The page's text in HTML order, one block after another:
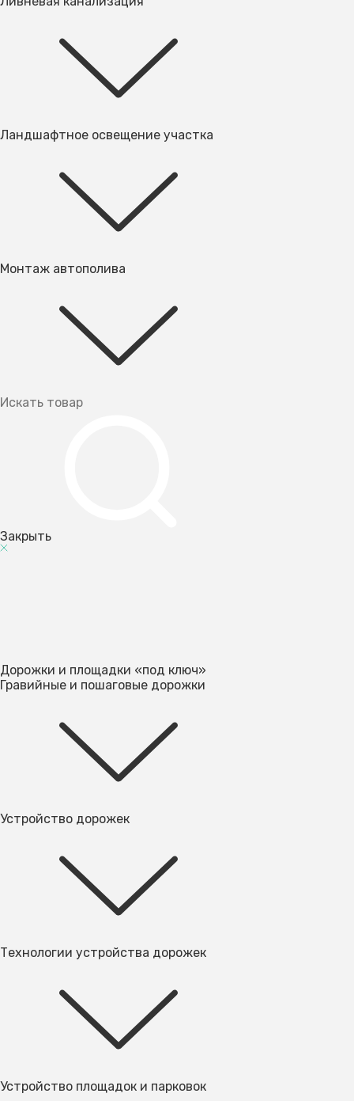
Ландшафтное освещение участка
Монтаж автополива
Закрыть
Дорожки и площадки «под ключ»
Гравийные и пошаговые дорожки
Устройство дорожек
Технологии устройства дорожек
Устройство площадок и парковок